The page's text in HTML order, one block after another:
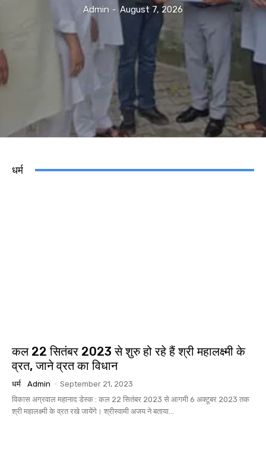
Admin - August 7, 2026
धर्म
कल 22 सितंबर 2023 से शुरु हो रहे हैं श्री महालक्ष्मी के
व्रत, जाने व्रत का विधान
धर्म Admin - September 21, 2023
विकास अग्रवाल महानाद डेस्क : कल 22 सितंबर 2023 से आगमी 6 अक्टूबर 2023 तक
श्री महालक्ष्मी के व्रत रखे जायेंगे। श्रीस्वामी अजय ने बताया...